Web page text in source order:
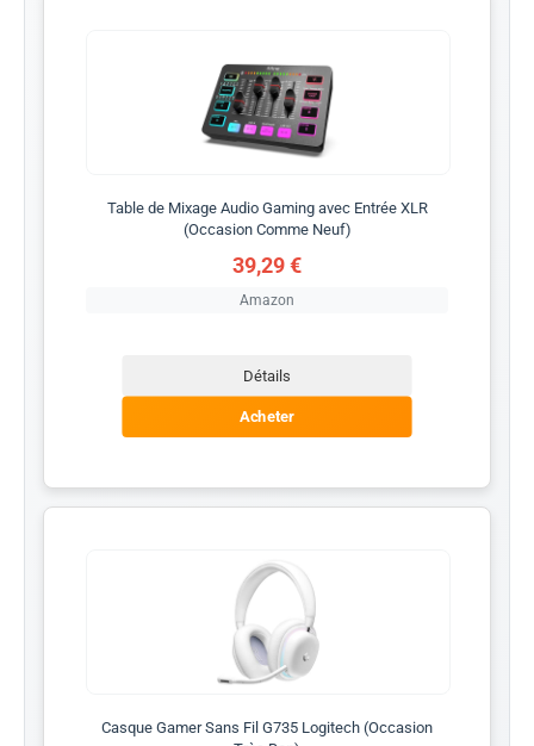
Table de Mixage Audio Gaming avec Entrée XLR
(Occasion Comme Neuf)
39,29 €
Amazon
Détails
Acheter
Casque Gamer Sans Fil G735 Logitech (Occasion